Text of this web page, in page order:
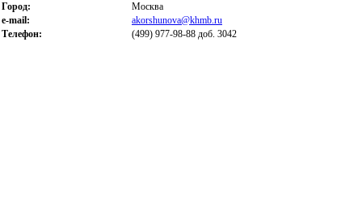
Город:
Москва
e-mail:
akorshunova@khmb.ru
Телефон:
(499) 977-98-88 доб. 3042